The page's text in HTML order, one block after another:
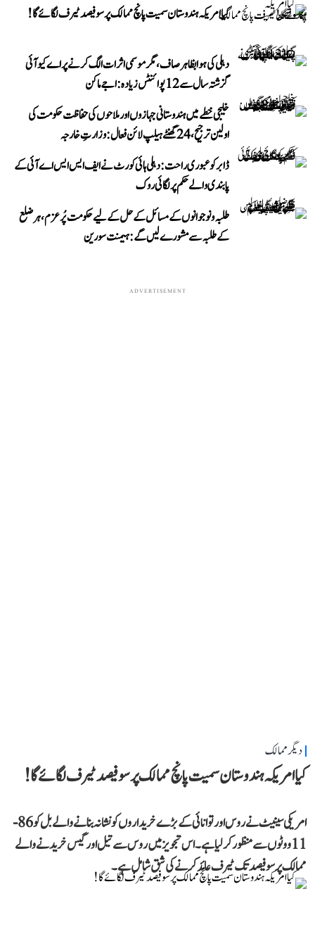
کیا امریکہ ہندوستان سمیت پانچ ممالک پر سو فیصد ٹیرف لگائے گا!
دہلی کی ہوا بظاہر صاف، مگر موسمی اثرات الگ کرنے پر اے کیو آئی
گزشتہ سال سے 12 پوائنٹس زیادہ: اجے ماکن
خلیجی خطے میں ہندوستانی جہازوں اور ملاحوں کی حفاظت حکومت کی
اولین ترجیح، 24 گھنٹے ہیلپ لائن فعال: وزارتِ خارجہ
ڈابر کو عبوری راحت: دہلی ہائی کورٹ نے ایف ایس ایس اے آئی کے
پابندی والے حکم پر لگائی روک
طلبہ و نوجوانوں کے مسائل کے حل کے لیے حکومت پُرعزم، ہر ضلع
کے طلبہ سے مشورے لیں گے: ہیمنت سورین
ADVERTISEMENT
دیگر ممالک
کیا امریکہ ہندوستان سمیت پانچ ممالک پر سو فیصد ٹیرف لگائے گا!
امریکی سینیٹ نے روس اور توانائی کے بڑے خریداروں کو نشانہ بنانے والے بل کو 86-
11 ووٹوں سے منظور کر لیا ہے۔ اس تجویز میں روس سے تیل اور گیس خریدنے والے
ممالک پر سو فیصد تک ٹیرف عائد کرنے کی شق شامل ہے۔